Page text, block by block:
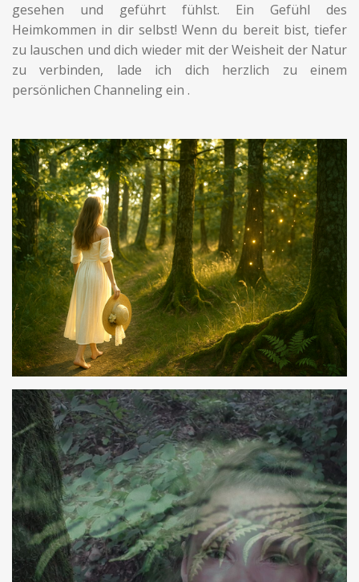
gesehen und geführt fühlst. Ein Gefühl des
Heimkommen in dir selbst! Wenn du bereit bist, tiefer
zu lauschen und dich wieder mit der Weisheit der Natur
zu verbinden, lade ich dich herzlich zu einem
persönlichen Channeling ein .